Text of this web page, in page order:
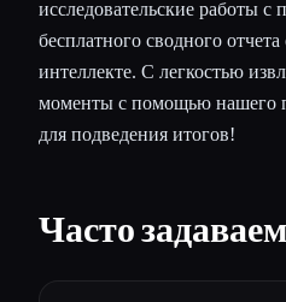
исследовательские работы
бесплатного сводного
интеллекте. С легкостью
моменты с помощью нашего
для подведения итогов!
Часто